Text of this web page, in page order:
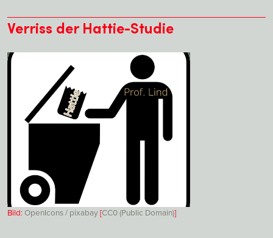
Verriss der Hattie-Studie
Bild:OpenIcons / pixabay[CC0 (Public Domain)]